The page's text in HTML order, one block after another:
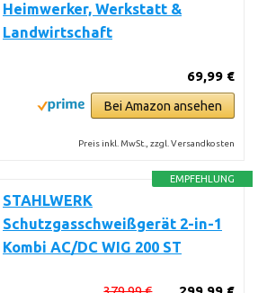
Heimwerker, Werkstatt &
Landwirtschaft
69,99 €
Bei Amazon ansehen
Preis inkl. MwSt., zzgl. Versandkosten
EMPFEHLUNG
STAHLWERK
Schutzgasschweißgerät 2-in-1
Kombi AC/DC WIG 200 ST